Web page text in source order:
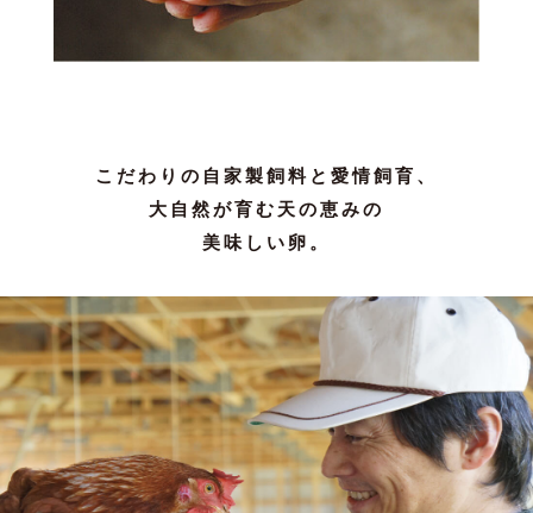
こだわりの自家製飼料と愛情飼育、
大自然が育む天の恵みの
美味しい卵。